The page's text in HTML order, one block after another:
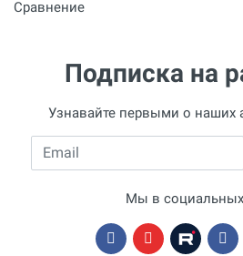
Сравнение
Подписка на
Узнавайте первыми о наших
Email
Мы в социальных